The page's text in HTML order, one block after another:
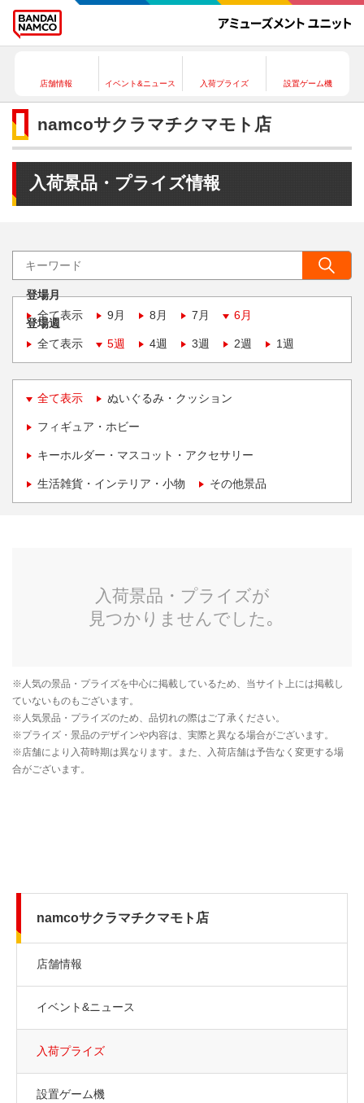
店舗情報 イベント&ニュース 入荷プライズ 設置ゲーム機
namcoサクラマチクマモト店
入荷景品・プライズ情報
登場月
全て表示
9月 8月 7月 6月
登場週
全て表示
5週 4週 3週 2週 1週
全て表示 ぬいぐるみ・クッション
フィギュア・ホビー
キーホルダー・マスコット・アクセサリー
生活雑貨・インテリア・小物 その他景品
namcoサクラマチクマモト店
店舗情報
イベント&ニュース
入荷プライズ
設置ゲーム機